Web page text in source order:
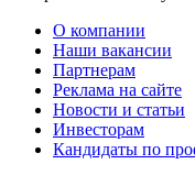
О компании
Наши вакансии
Партнерам
Реклама на сайте
Новости и статьи
Инвесторам
Кандидаты по